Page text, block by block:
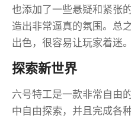
也添加了一些悬疑和紧张
造出非常逼真的氛围。总
出色，很容易让玩家着迷。
探索新世界
六号特工是一款非常自由
中自由探索，并且完成各